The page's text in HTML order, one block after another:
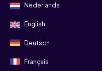
Nederlands
English
Deutsch
Français